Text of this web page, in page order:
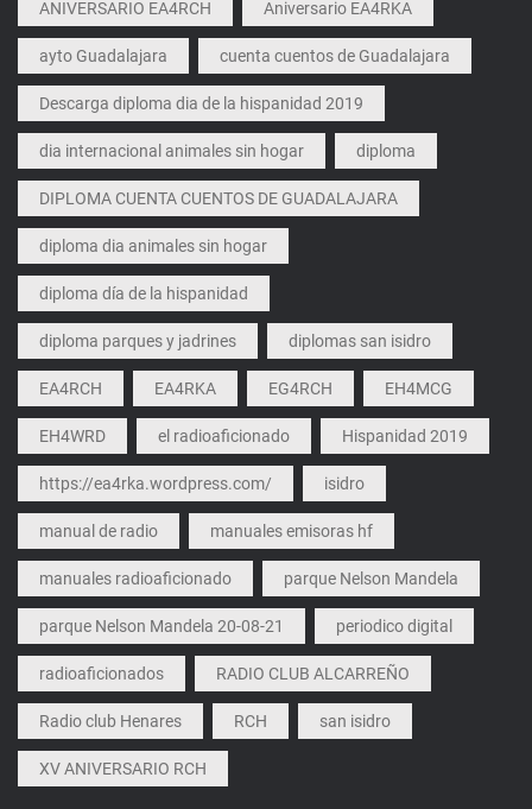
ANIVERSARIO EA4RCH Aniversario EA4RKA
ayto Guadalajara cuenta cuentos de Guadalajara
Descarga diploma dia de la hispanidad 2019
dia internacional animales sin hogar diploma
DIPLOMA CUENTA CUENTOS DE GUADALAJARA
diploma dia animales sin hogar
diploma día de la hispanidad
diploma parques y jadrines diplomas san isidro
EA4RCH EA4RKA EG4RCH EH4MCG
EH4WRD el radioaficionado Hispanidad 2019
https://ea4rka.wordpress.com/ isidro
manual de radio manuales emisoras hf
manuales radioaficionado parque Nelson Mandela
parque Nelson Mandela 20-08-21 periodico digital
radioaficionados RADIO CLUB ALCARREÑO
Radio club Henares RCH san isidro
XV ANIVERSARIO RCH